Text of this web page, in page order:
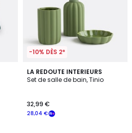
-10% DÈS 2*
LA REDOUTE INTERIEURS
Set de salle de bain, Tinio
28,04 €
32,99 €
4,7
/ 5